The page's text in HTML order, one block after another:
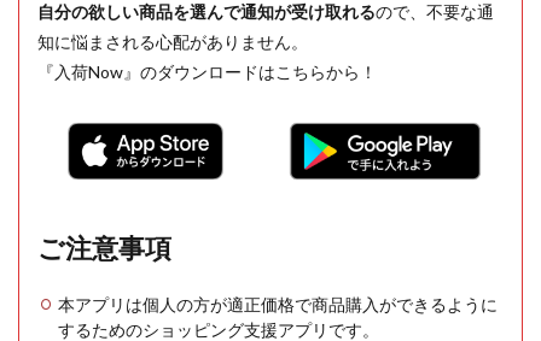
自分の欲しい商品を選んで通知が受け取れるので、不要な通
知に悩まされる心配がありません。
『入荷Now』のダウンロードはこちらから！
ご注意事項
本アプリは個人の方が適正価格で商品購入ができるように
するためのショッピング支援アプリです。